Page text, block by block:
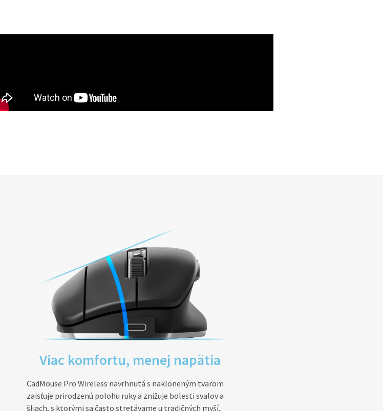
Viac komfortu, menej napätia
CadMouse Pro Wireless navrhnutá s nakloneným tvarom
zaisťuje prirodzenú polohu ruky a znižuje bolesti svalov a
šliach, s ktorými sa často stretávame u tradičných myší..